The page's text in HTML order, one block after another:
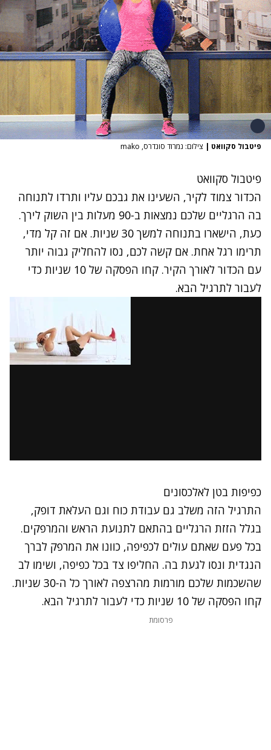
פיטבול סקוואט | צילום: נמרוד סונדרס, mako
פיטבול סקוואט
הכדור צמוד לקיר, השעינו את גבכם עליו ותרדו לתנוחה
בה הרגליים שלכם נמצאות ב-90 מעלות בין השוק לירך.
כעת, הישארו בתנוחה למשך 30 שניות. אם זה קל מדי,
תרימו רגל אחת. אם קשה לכם, נסו להחליק גבוה יותר
עם הכדור לאורך הקיר. קחו הפסקה של 10 שניות כדי
לעבור לתרגיל הבא.
כפיפות בטן לאלכסונים
התרגיל הזה משלב גם עבודת כוח וגם העלאת דופק,
בגלל הזזת הרגליים בהתאם לתנועת הראש והמרפקים.
בכל פעם שאתם עולים לכפיפה, כוונו את המרפק לברך
הנגדית ונסו לגעת בה. החליפו צד בכל כפיפה, ושימו לב
שהשכמות שלכם מורמות מהרצפה לאורך כל ה-30 שניות.
קחו הפסקה של 10 שניות כדי לעבור לתרגיל הבא.
פרסומת